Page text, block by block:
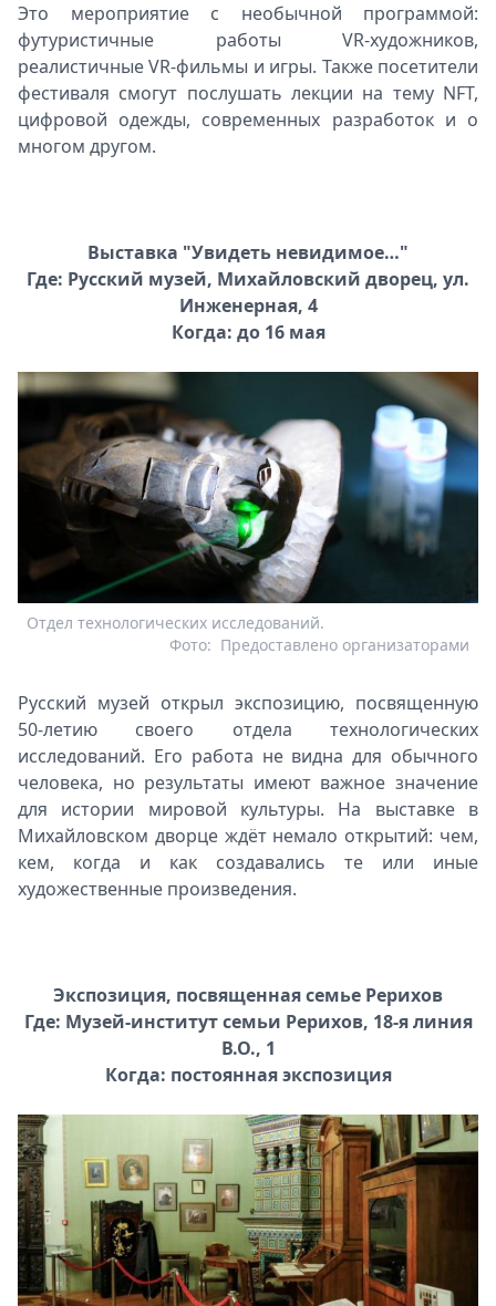
Это мероприятие с необычной программой:
футуристичные работы VR-художников,
реалистичные VR-фильмы и игры. Также посетители
фестиваля смогут послушать лекции на тему NFT,
цифровой одежды, современных разработок и о
многом другом.
Выставка "Увидеть невидимое…"
Где: Русский музей, Михайловский дворец, ул.
Инженерная, 4
Когда: до 16 мая
Отдел технологических исследований.
Предоставлено организаторами
Фото:
Русский музей открыл экспозицию, посвященную
50-летию своего отдела технологических
исследований. Его работа не видна для обычного
человека, но результаты имеют важное значение
для истории мировой культуры. На выставке в
Михайловском дворце ждёт немало открытий: чем,
кем, когда и как создавались те или иные
художественные произведения.
Экспозиция, посвященная семье Рерихов
Где: Музей-институт семьи Рерихов, 18-я линия
В.О., 1
Когда: постоянная экспозиция